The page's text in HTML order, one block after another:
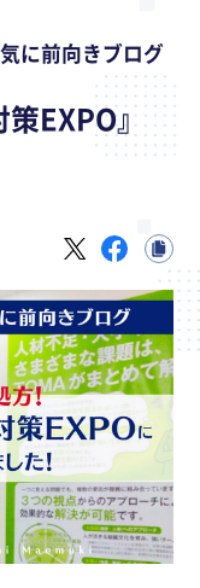
に前向きブログ
策EXPO』